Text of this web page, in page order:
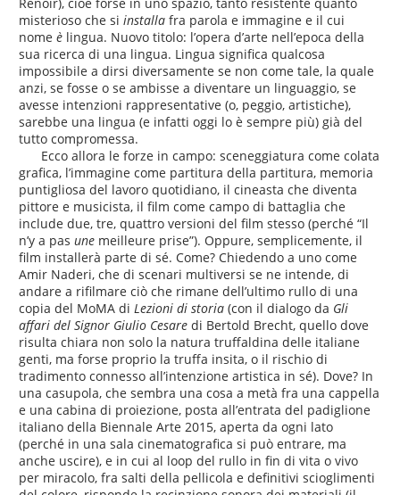
misterioso che siinstalla fra parola e immagine e il cui
nomeè lingua. Nuovo titolo: l’opera d’arte nell’epoca della
sua ricerca di una lingua. Lingua significa qualcosa
impossibile a dirsi diversamente se non come tale, la quale
anzi, se fosse o se ambisse a diventare un linguaggio, se
avesse intenzioni rappresentative (o, peggio, artistiche),
sarebbe una lingua (e infatti oggi lo è sempre più) già del
tutto compromessa.
Ecco allora le forze in campo: sceneggiatura come colata
grafica, l’immagine come partitura della partitura, memoria
puntigliosa del lavoro quotidiano, il cineasta che diventa
pittore e musicista, il film come campo di battaglia che
include due, tre, quattro versioni del film stesso (perché “Il
n’y a pasune meilleure prise”). Oppure, semplicemente, il
film installerà parte di sé. Come? Chiedendo a uno come
Amir Naderi, che di scenari multiversi se ne intende, di
andare a rifilmare ciò che rimane dell’ultimo rullo di una
copia del MoMA diLezioni di storia (con il dialogo da Gli
affari del Signor Giulio Cesare di Bertold Brecht, quello dove
risulta chiara non solo la natura truffaldina delle italiane
genti, ma forse proprio la truffa insita, o il rischio di
tradimento connesso all’intenzione artistica in sé). Dove? In
una casupola, che sembra una cosa a metà fra una cappella
e una cabina di proiezione, posta all’entrata del padiglione
italiano della Biennale Arte 2015, aperta da ogni lato
(perché in una sala cinematografica si può entrare, ma
anche uscire), e in cui al loop del rullo in fin di vita o vivo
per miracolo, fra salti della pellicola e definitivi scioglimenti